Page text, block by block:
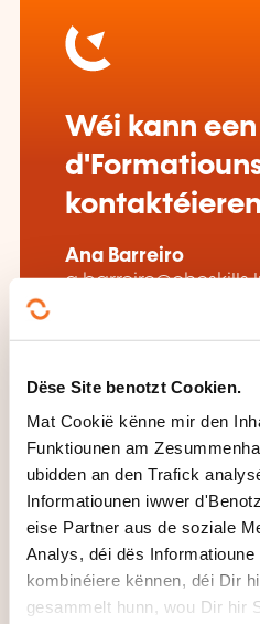
Dëse Site benotzt Cookien.
Mat Cookië kënne mir den
Funktiounen am
ubidden an den Trafick
Informatiounen iwwer
eise Partner aus de soziale
Analys, déi dës
kombinéiere kënnen, déi Dir
gesammelt hunn, wou Dir hir
Wéi kann een
Ana Barreiro
OHC SKILLS
DËS
IECH